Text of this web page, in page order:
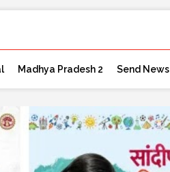
Madhya Pradesh 2 Send News